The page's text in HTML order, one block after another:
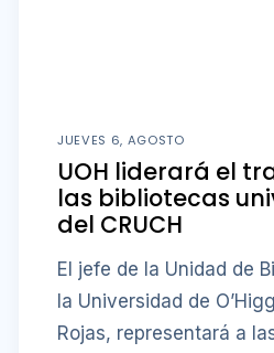
JUEVES 6, AGOSTO
UOH liderará el
las bibliotecas
del CRUCH
El jefe de la Unidad de
la Universidad de
Rojas, representará a